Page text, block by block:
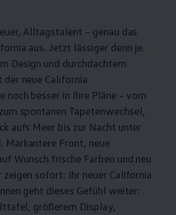
Alltagstalent – genau das
aus. Jetzt lässiger denn je.
Design und durchdachtem
neue California
noch besser in Ihre Pläne – vom
spontanen Tapetenwechsel,
aufs Meer bis zur Nacht unter
Markantere Front, neue
Wunsch frische Farben und neu
zeigen sofort: Ihr neuer California
geht dieses Gefühl weiter:
größerem Display,